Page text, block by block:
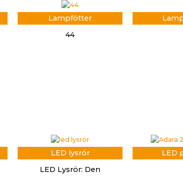
Lampfötter
44
LED lysrör
LED Lysrör: Den
LED